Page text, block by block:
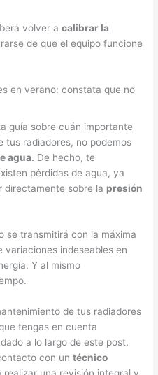
volver acalibrar la
de que el equipo funcione
en verano: constata que no
guía sobre cuán importante
tus radiadores, no podemos
agua. De hecho, te
pérdidas de agua, ya
directamente sobre la presión
se transmitirá con la máxima
indeseables en
Y al mismo
de tus radiadores
tengas en cuenta
a lo largo de este post.
con untécnico